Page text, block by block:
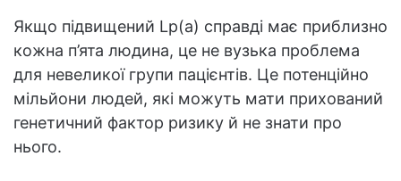
Якщо підвищений Lp(a) справді має приблизно
кожна п’ята людина, це не вузька проблема
для невеликої групи пацієнтів. Це потенційно
мільйони людей, які можуть мати прихований
генетичний фактор ризику й не знати про
нього.